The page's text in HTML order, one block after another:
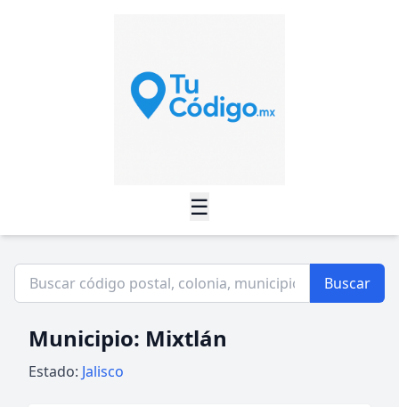
☰
Buscar
Municipio: Mixtlán
Estado: Jalisco